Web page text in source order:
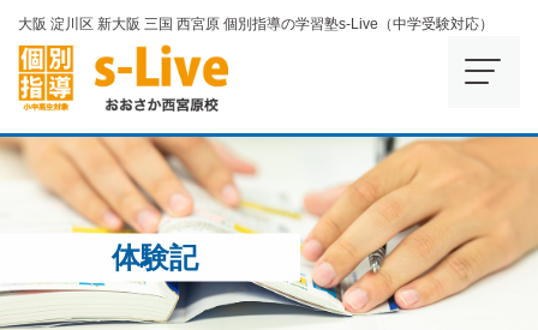
大阪 淀川区 新大阪 三国 西宮原 個別指導の学習塾s-Live（中学受験対応）
体験記